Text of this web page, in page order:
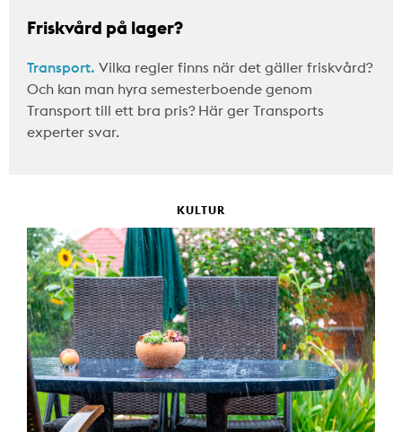
Friskvård på lager?
Transport. Vilka regler finns när det gäller friskvård?
Och kan man hyra semesterboende genom
Transport till ett bra pris? Här ger Transports
experter svar.
KULTUR